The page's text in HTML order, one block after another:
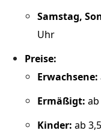
Samstag,
Uhr
Preise:
Erwachsene:
Ermäßigt: ab
Kinder: ab